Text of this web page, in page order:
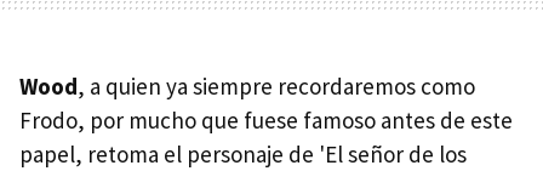
Wood, a quien ya siempre recordaremos como
Frodo, por mucho que fuese famoso antes de este
papel, retoma el personaje de 'El señor de los